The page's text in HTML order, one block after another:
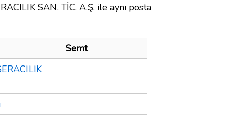
SAN. TİC. A.Ş. ile aynı posta
Semt